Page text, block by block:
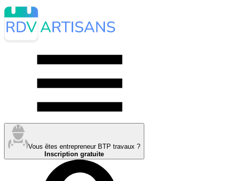
Vous êtes entrepreneur BTP travaux ?
Inscription gratuite